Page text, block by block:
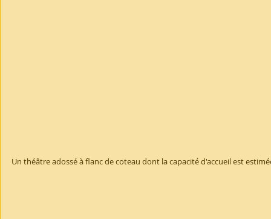
Un théâtre adossé à flanc de coteau dont la capacité d'accueil est